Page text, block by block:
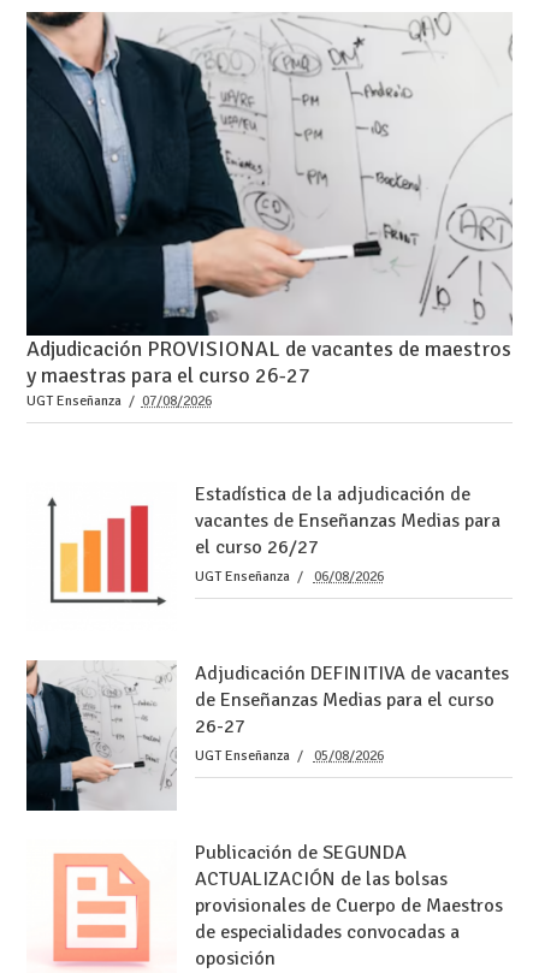
Adjudicación PROVISIONAL de vacantes de maestros
y maestras para el curso 26-27
UGT Enseñanza 07/08/2026
Estadística de la adjudicación de
vacantes de Enseñanzas Medias para
el curso 26/27
UGT Enseñanza 06/08/2026
Adjudicación DEFINITIVA de vacantes
de Enseñanzas Medias para el curso
26-27
UGT Enseñanza 05/08/2026
Publicación de SEGUNDA
ACTUALIZACIÓN de las bolsas
provisionales de Cuerpo de Maestros
de especialidades convocadas a
oposición